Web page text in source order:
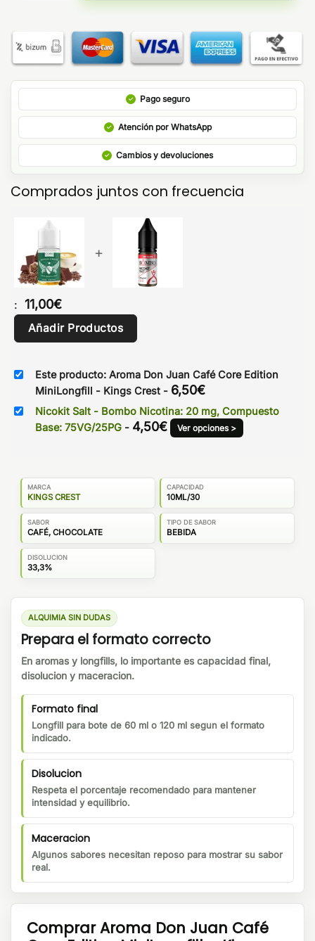
Pago seguro
Atención por WhatsApp
Cambios y devoluciones
Comprados juntos con frecuencia
+
: 11,00€
Añadir Productos
Este producto: Aroma Don Juan Café Core Edition
MiniLongfill - Kings Crest - 6,50€
Nicokit Salt - Bombo Nicotina: 20 mg, Compuesto
Base: 75VG/25PG - 4,50€ Ver opciones >
MARCA
KINGS CREST
CAPACIDAD
10ML/30
SABOR
CAFÉ, CHOCOLATE
TIPO DE SABOR
BEBIDA
DISOLUCION
33,3%
ALQUIMIA SIN DUDAS
Prepara el formato correcto
En aromas y longfills, lo importante es capacidad final,
disolucion y maceracion.
Formato final
Longfill para bote de 60 ml o 120 ml segun el formato
indicado.
Disolucion
Respeta el porcentaje recomendado para mantener
intensidad y equilibrio.
Maceracion
Algunos sabores necesitan reposo para mostrar su sabor
real.
Comprar Aroma Don Juan Café